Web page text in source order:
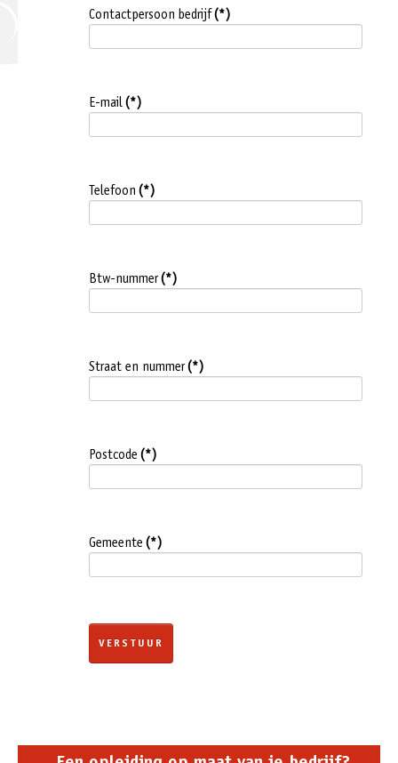
Contactpersoon bedrijf (*)
E-mail (*)
Telefoon (*)
Btw-nummer (*)
Straat en nummer (*)
Postcode (*)
Gemeente (*)